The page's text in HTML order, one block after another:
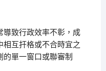
導致行政效率不彰，成
互扞格或不合時宜之
單一窗口或聯審制